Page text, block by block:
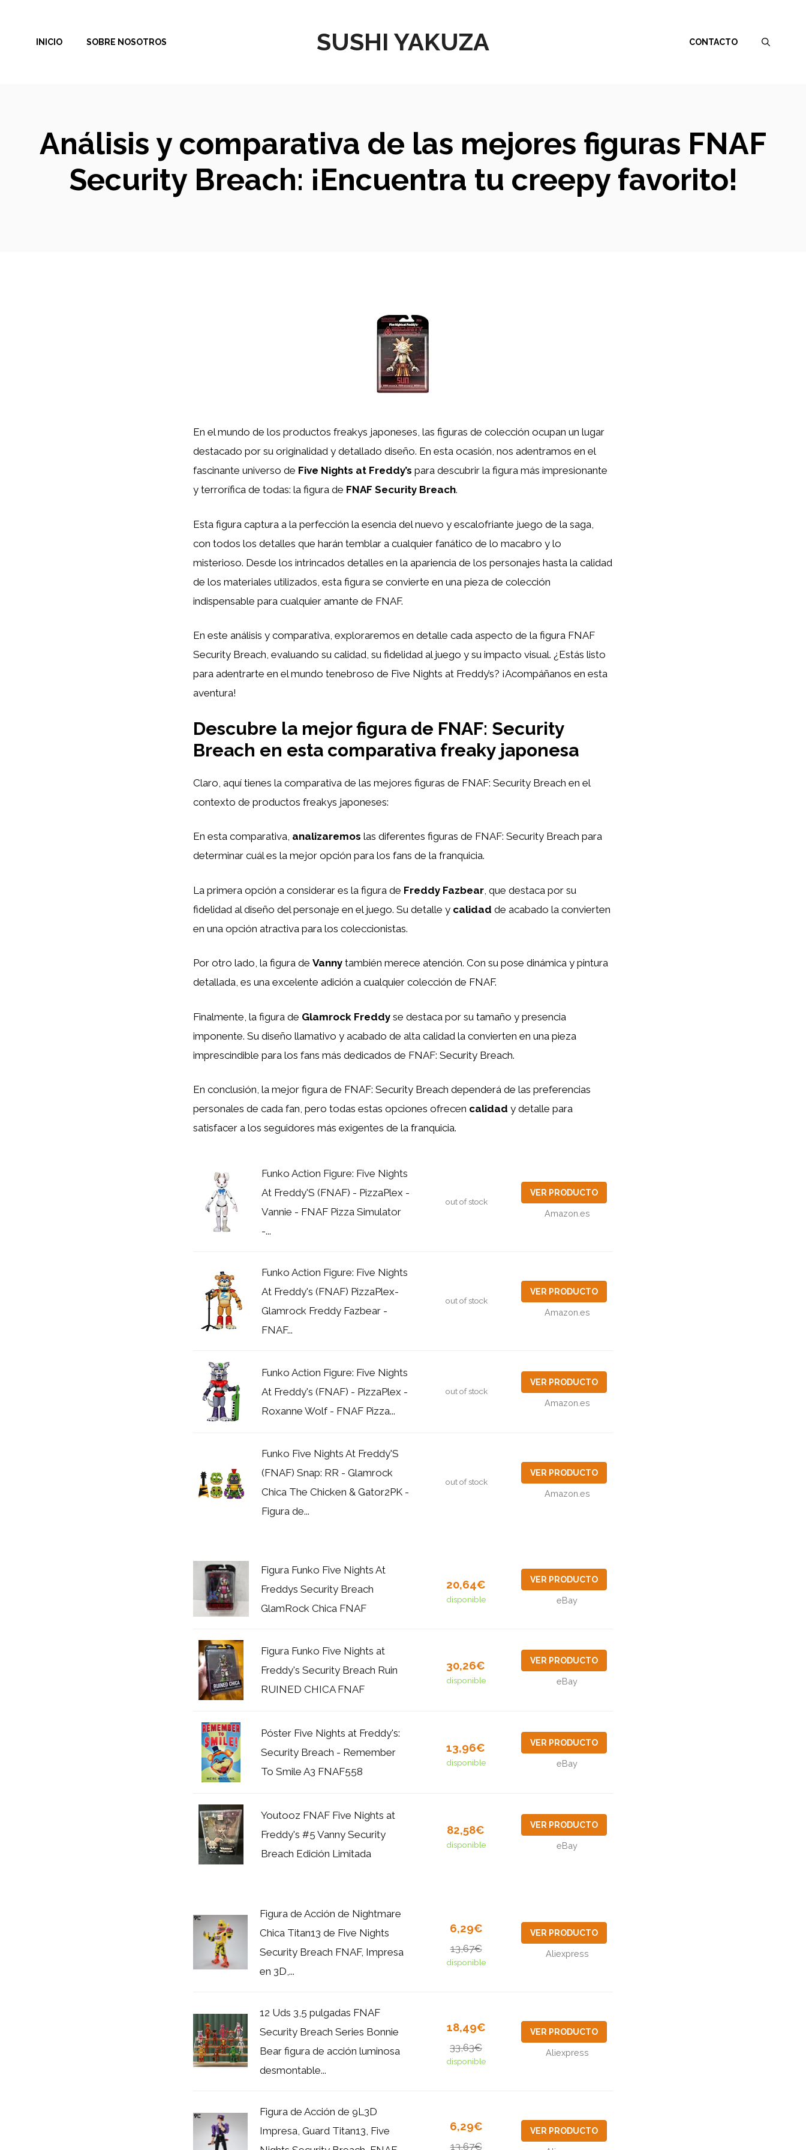
contenido
SUSHI YAKUZA
INICIO SOBRE NOSOTROS CONTACTO
Análisis y comparativa de las mejores figuras FNAF
Security Breach: ¡Encuentra tu creepy favorito!
En el mundo de los productos freakys japoneses, las figuras de colección ocupan un lugar
destacado por su originalidad y detallado diseño. En esta ocasión, nos adentramos en el
fascinante universo de Five Nights at Freddy’s para descubrir la figura más impresionante
y terrorífica de todas: la figura de FNAF Security Breach.
Esta figura captura a la perfección la esencia del nuevo y escalofriante juego de la saga,
con todos los detalles que harán temblar a cualquier fanático de lo macabro y lo
misterioso. Desde los intrincados detalles en la apariencia de los personajes hasta la calidad
de los materiales utilizados, esta figura se convierte en una pieza de colección
indispensable para cualquier amante de FNAF.
En este análisis y comparativa, exploraremos en detalle cada aspecto de la figura FNAF
Security Breach, evaluando su calidad, su fidelidad al juego y su impacto visual. ¿Estás listo
para adentrarte en el mundo tenebroso de Five Nights at Freddy’s? ¡Acompáñanos en esta
aventura!
Descubre la mejor figura de FNAF: Security
Breach en esta comparativa freaky japonesa
Claro, aquí tienes la comparativa de las mejores figuras de FNAF: Security Breach en el
contexto de productos freakys japoneses:
En esta comparativa, analizaremos las diferentes figuras de FNAF: Security Breach para
determinar cuál es la mejor opción para los fans de la franquicia.
La primera opción a considerar es la figura de Freddy Fazbear , que destaca por su
fidelidad al diseño del personaje en el juego. Su detalle y calidad de acabado la convierten
en una opción atractiva para los coleccionistas.
Por otro lado, la figura de Vanny también merece atención. Con su pose dinámica y pintura
detallada, es una excelente adición a cualquier colección de FNAF.
Finalmente, la figura de Glamrock Freddy se destaca por su tamaño y presencia
imponente. Su diseño llamativo y acabado de alta calidad la convierten en una pieza
imprescindible para los fans más dedicados de FNAF: Security Breach.
En conclusión, la mejor figura de FNAF: Security Breach dependerá de las preferencias
personales de cada fan, pero todas estas opciones ofrecen calidad y detalle para
satisfacer a los seguidores más exigentes de la franquicia.
Funko Action Figure: Five Nights
At Freddy'S (FNAF) - PizzaPlex -
Vannie - FNAF Pizza Simulator
-...
out of stock
VER PRODUCTO
Amazon.es
Funko Action Figure: Five Nights
At Freddy's (FNAF) PizzaPlex-
Glamrock Freddy Fazbear -
FNAF...
out of stock
VER PRODUCTO
Amazon.es
Funko Action Figure: Five Nights
At Freddy's (FNAF) - PizzaPlex -
Roxanne Wolf - FNAF Pizza...
out of stock
VER PRODUCTO
Amazon.es
Funko Five Nights At Freddy'S
(FNAF) Snap: RR - Glamrock
Chica The Chicken & Gator2PK -
Figura de...
out of stock
VER PRODUCTO
Amazon.es
Figura Funko Five Nights At
Freddys Security Breach
GlamRock Chica FNAF
20,64€
disponible
VER PRODUCTO
eBay
Figura Funko Five Nights at
Freddy's Security Breach Ruin
RUINED CHICA FNAF
30,26€
disponible
VER PRODUCTO
eBay
Póster Five Nights at Freddy's:
Security Breach - Remember
To Smile A3 FNAF558
13,96€
disponible
VER PRODUCTO
eBay
Youtooz FNAF Five Nights at
Freddy's #5 Vanny Security
Breach Edición Limitada
82,58€
disponible
VER PRODUCTO
eBay
Figura de Acción de Nightmare
Chica Titan13 de Five Nights
Security Breach FNAF, Impresa
en 3D,...
6,29€
13,67€
disponible
VER PRODUCTO
Aliexpress
12 Uds 3,5 pulgadas FNAF
Security Breach Series Bonnie
Bear figura de acción luminosa
desmontable...
18,49€
33,63€
disponible
VER PRODUCTO
Aliexpress
Figura de Acción de 9L3D
Impresa, Guard Titan13, Five
6,29€
13,67€
VER PRODUCTO